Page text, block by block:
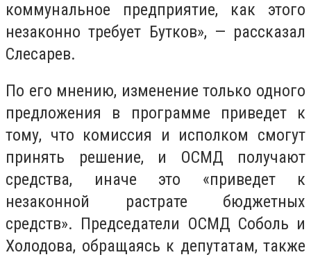
коммунальное предприятие, как этого
незаконно требует Бутков», — рассказал
Слесарев.
По его мнению, изменение только одного
предложения в программе приведет к
тому, что комиссия и исполком смогут
принять решение, и ОСМД получают
средства, иначе это «приведет к
незаконной растрате бюджетных
средств». Председатели ОСМД Соболь и
Холодова, обращаясь к депутатам, также